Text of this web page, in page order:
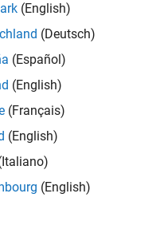
(English)
(Deutsch)
(Español)
(English)
(Français)
(English)
(English)